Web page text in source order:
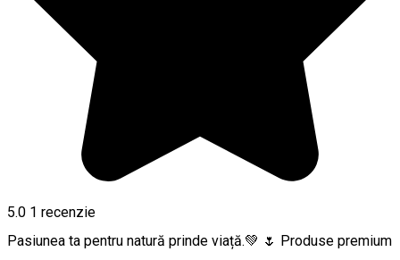
5.0 1 recenzie
Pasiunea ta pentru natură prinde viață.💚 🌷 Produse premium